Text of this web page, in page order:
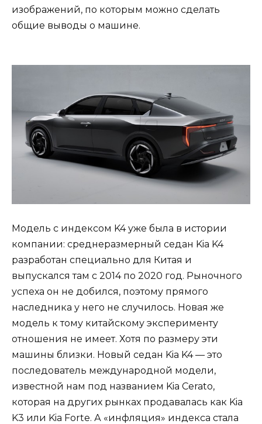
изображений, по которым можно сделать
общие выводы о машине.
Модель с индексом K4 уже была в истории
компании: среднеразмерный седан Kia K4
разработан специально для Китая и
выпускался там с 2014 по 2020 год. Рыночного
успеха он не добился, поэтому прямого
наследника у него не случилось. Новая же
модель к тому китайскому эксперименту
отношения не имеет. Хотя по размеру эти
машины близки. Новый седан Kia K4 — это
последователь международной модели,
известной нам под названием Kia Cerato,
которая на других рынках продавалась как Kia
K3 или Kia Forte. А «инфляция» индекса стала